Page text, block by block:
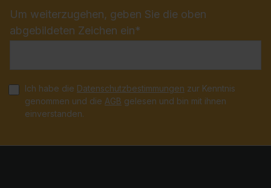
Um weiterzugehen, geben Sie die oben
abgebildeten Zeichen ein*
Ich habe die Datenschutzbestimmungen zur Kenntnis
genommen und die AGB gelesen und bin mit ihnen
einverstanden.